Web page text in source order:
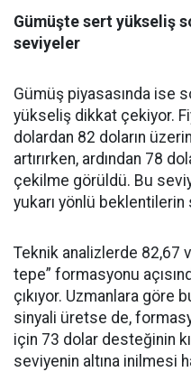
Gümüşte sert yükseliş
seviyeler
Gümüş piyasasında ise
yükseliş dikkat çekiyor.
dolardan 82 doların
artırırken, ardından 78
çekilme görüldü. Bu
yukarı yönlü
Teknik analizlerde 82,67
tepe” formasyonu
çıkıyor. Uzmanlara göre
sinyali üretse de,
için 73 dolar desteğinin
seviyenin altına inilmesi